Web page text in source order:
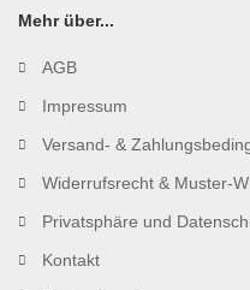
Mehr über...
AGB
Impressum
Versand- &
Widerrufsrecht & Muster-
Privatsphäre und
Kontakt